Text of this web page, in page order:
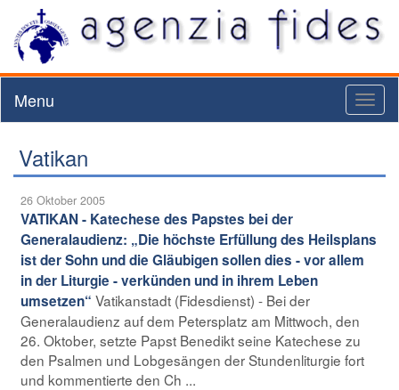
Menu
Vatikan
26 Oktober 2005
VATIKAN - Katechese des Papstes bei der
Generalaudienz: „Die höchste Erfüllung des Heilsplans
ist der Sohn und die Gläubigen sollen dies - vor allem
in der Liturgie - verkünden und in ihrem Leben
umsetzen“ Vatikanstadt (Fidesdienst) - Bei der
Generalaudienz auf dem Petersplatz am Mittwoch, den
26. Oktober, setzte Papst Benedikt seine Katechese zu
den Psalmen und Lobgesängen der Stundenliturgie fort
und kommentierte den Ch ...